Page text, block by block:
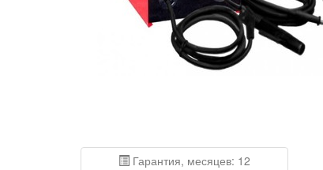
Гарантия, месяцев: 12